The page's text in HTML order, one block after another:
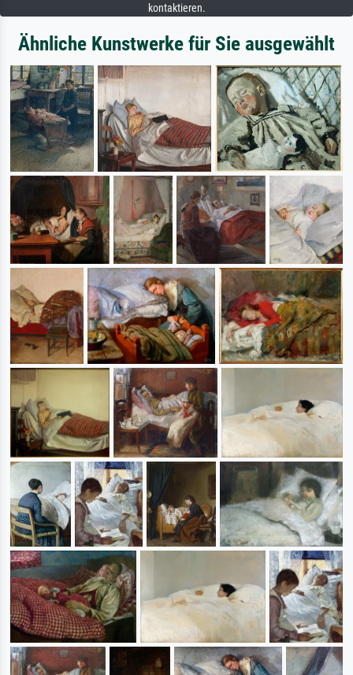
kontaktieren.
Ähnliche Kunstwerke für Sie ausgewählt